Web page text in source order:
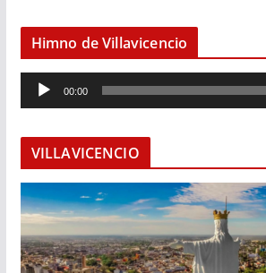
Himno de Villavicencio
e
o
d
u
c
t
00:00
VILLAVICENCIO